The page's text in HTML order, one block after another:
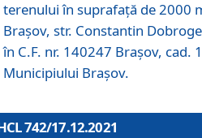
terenului în suprafață de 2000
Brașov, str. Constantin
în C.F. nr. 140247 Brașov,
Municipiului Brașov.
742/17.12.2021